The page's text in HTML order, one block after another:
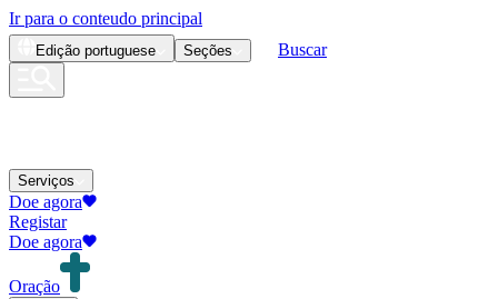
Ir para o conteudo principal
Edição portuguese Seções Buscar
Serviços
Doe agora
Registar
Doe agora
Oração